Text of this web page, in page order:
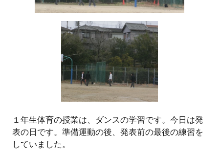
１年生体育の授業は、ダンスの学習です。今日は発
表の日です。準備運動の後、発表前の最後の練習を
していました。